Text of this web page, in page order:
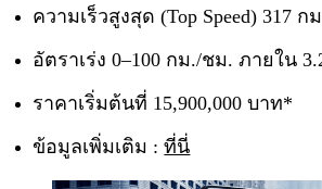
ความเร็วสูงสุด (Top Speed) 317 ก
อัตราเร่ง 0–100 กม./ชม. ภายใน
ราคาเริ่มต้นที่ 15,900,000 บาท*
ข้อมูลเพิ่มเติม :ที่นี่